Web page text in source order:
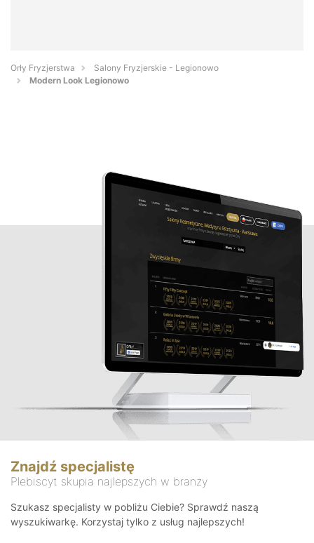
Orły Fryzjerstwa
Salony Fryzjerskie - Legionowo
Modern Look Legionowo
Znajdź specjalistę
Plebiscyt skupia najlepszych w branży
Szukasz specjalisty w pobliżu Ciebie? Sprawdź naszą
wyszukiwarkę. Korzystaj tylko z usług najlepszych!